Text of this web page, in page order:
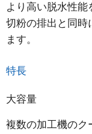
より高い脱水性能
切粉の排出と同時
ます。
特長
大容量
複数の加工機のク